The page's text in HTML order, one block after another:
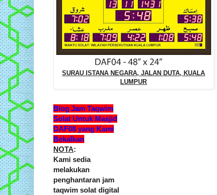
SURAU ISTANA NEGARA, JALAN DUTA, KUALA
LUMPUR
Blog Jam Taqwim
Solat Untuk Masjid
DAF08 yang Kami
Bekalkan
NOTA:
Kami sedia
melakukan
penghantaran jam
taqwim solat digital